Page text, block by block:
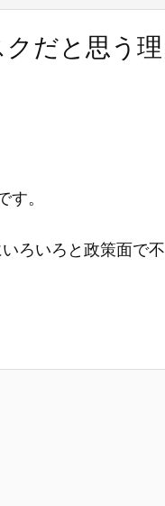
だと思う理
す。
ろいろと政策面で不